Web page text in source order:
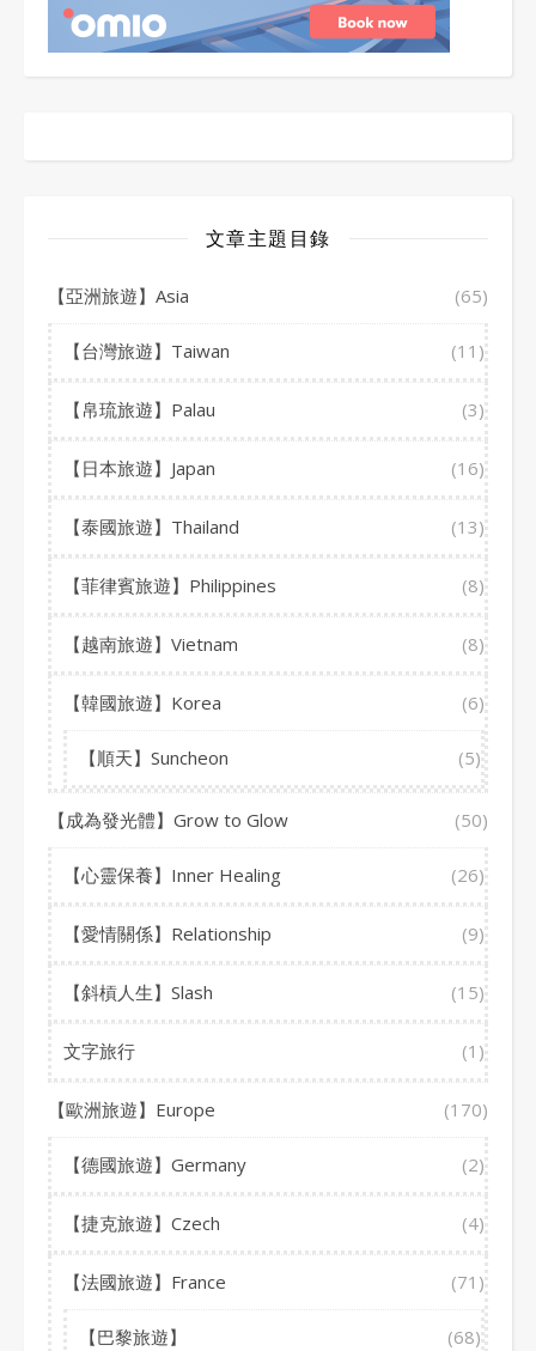
文章主題目錄
【亞洲旅遊】Asia (65)
【台灣旅遊】Taiwan (11)
【帛琉旅遊】Palau (3)
【日本旅遊】Japan (16)
【泰國旅遊】Thailand (13)
【菲律賓旅遊】Philippines (8)
【越南旅遊】Vietnam (8)
【韓國旅遊】Korea (6)
【順天】Suncheon (5)
【成為發光體】Grow to Glow (50)
【心靈保養】Inner Healing (26)
【愛情關係】Relationship (9)
【斜槓人生】Slash (15)
文字旅行 (1)
【歐洲旅遊】Europe (170)
【德國旅遊】Germany (2)
【捷克旅遊】Czech (4)
【法國旅遊】France (71)
【巴黎旅遊】 (68)